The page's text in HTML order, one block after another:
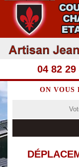
04 82 29
ON VOUS